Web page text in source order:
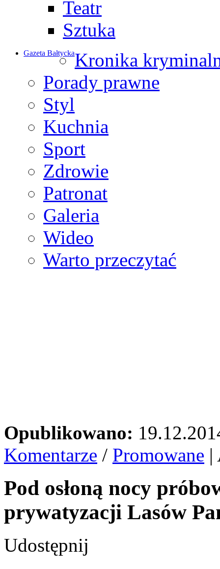
Teatr
Sztuka
Gazeta BałtyckaKronika
Porady prawne
Styl
Kuchnia
Sport
Zdrowie
Patronat
Galeria
Wideo
Warto przeczytać
Opublikowano:
Komentarze / Promowane |
Pod osłoną nocy
prywatyzacji Lasów
Udostępnij